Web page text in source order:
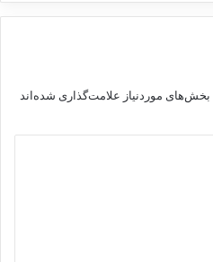
بخش‌های موردنیاز علامت‌گذاری شده‌اند